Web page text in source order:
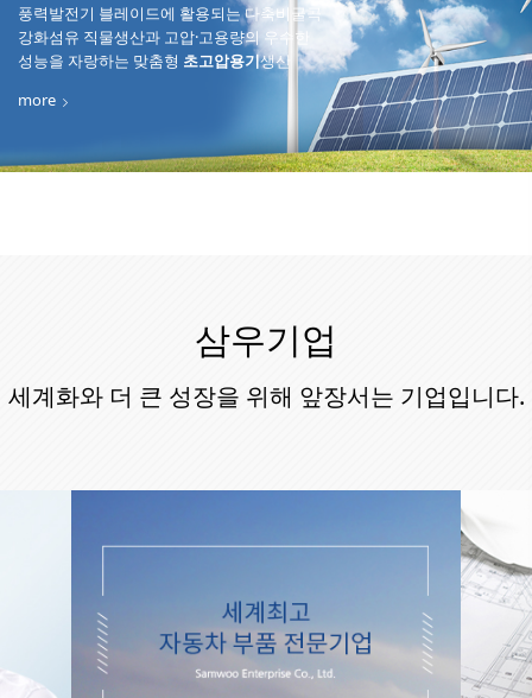
풍력발전기 블레이드에 활용되는 다축비굴곡
강화섬유 직물생산과 고압·고용량의 우수한
성능을 자랑하는 맞춤형 초고압용기생산
more
삼우기업
세계화와 더 큰 성장을 위해 앞장서는 기업입니다.